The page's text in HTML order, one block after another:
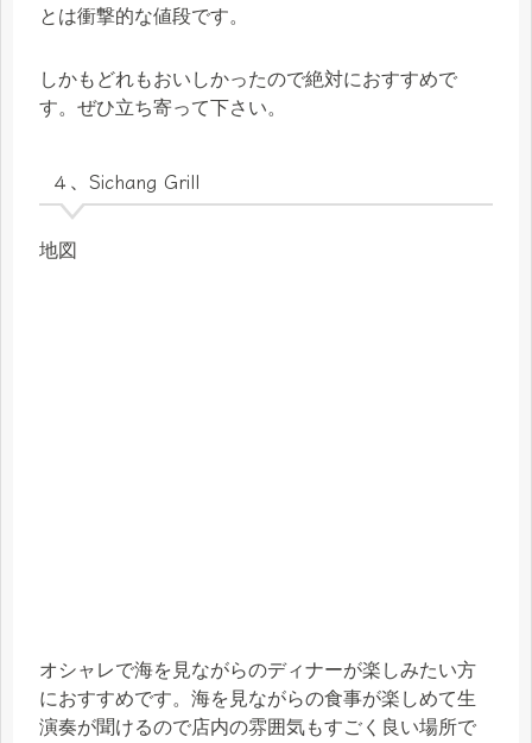
とは衝撃的な値段です。
しかもどれもおいしかったので絶対におすすめで
す。ぜひ立ち寄って下さい。
４、Sichang Grill
地図
オシャレで海を見ながらのディナーが楽しみたい方
におすすめです。海を見ながらの食事が楽しめて生
演奏が聞けるので店内の雰囲気もすごく良い場所で